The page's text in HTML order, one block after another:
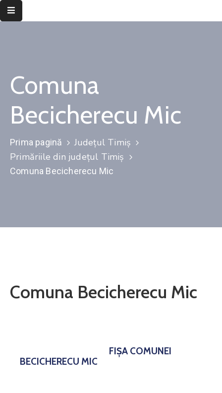
Informații
de
public
decizională
Integritate
Local
Comuna
Becicherecu Mic
Prima pagină
Județul Timiș
Primăriile din județul Timiș
Comuna Becicherecu Mic
Comuna Becicherecu Mic
FIŞA COMUNEI
BECICHERECU MIC